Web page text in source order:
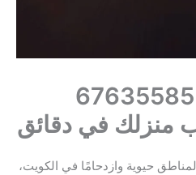
تاكسي الجابرية 67635585
منزلك في دقائق
حيوية وازدحامًا في الكويت،